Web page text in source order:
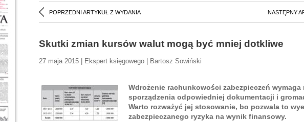
POPRZEDNI ARTYKUŁ Z WYDANIA NASTĘPNY
Skutki zmian kursów walut mogą być mniej dotkliwe
27 maja 2015 | Ekspert księgowego | Bartosz Sowiński
Wdrożenie rachunkowości zabezpieczeń wymaga
sporządzenia odpowiedniej dokumentacji i
Warto rozważyć jej stosowanie, bo pozwala to
zabezpieczanego ryzyka na wynik finansowy.